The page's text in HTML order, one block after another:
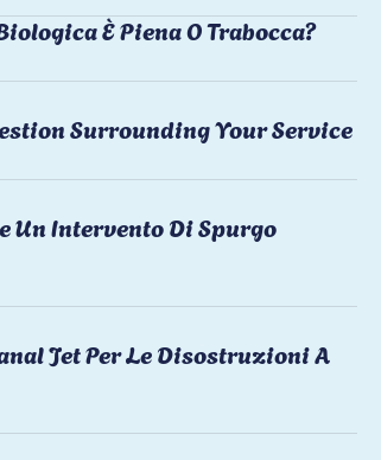
È Piena O Trabocca?
Surrounding Your Service
Un Intervento Di Spurgo
Jet Per Le Disostruzioni A